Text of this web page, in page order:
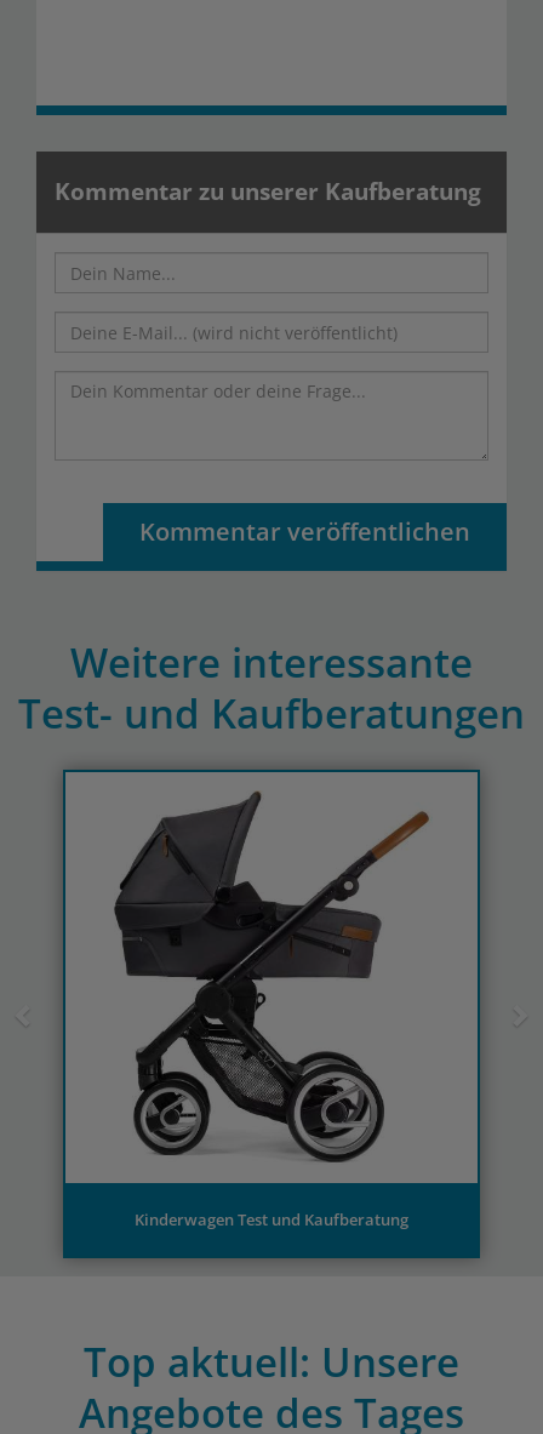
Kommentar zu unserer Kaufberatung
Kommentar veröffentlichen
Weitere interessante
Test- und Kaufberatungen
Kinderwagen Test und Kaufberatung
Previous
Top aktuell: Unsere
Angebote des Tages